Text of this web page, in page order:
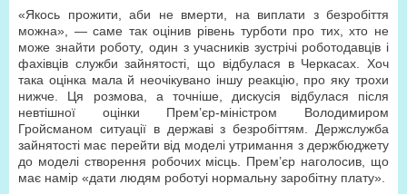
«Якось прожити, аби не вмерти, на виплати з безробіття
можна», — саме так оцінив рівень турботи про тих, хто не
може знайти роботу, один з учасників зустрічі роботодавців і
фахівців служби зайнятості, що відбулася в Черкасах. Хоч
така оцінка мала й неочікувано іншу реакцію, про яку трохи
нижче. Ця розмова, а точніше, дискусія відбулася після
невтішної оцінки Прем’єр-міністром Володимиром
Гройсманом ситуації в державі з безробіттям. Держслужба
зайнятості має перейти від моделі утримання з держбюджету
до моделі створення робочих місць. Прем’єр наголосив, що
має намір «дати людям роботуі нормальну заробітну плату».